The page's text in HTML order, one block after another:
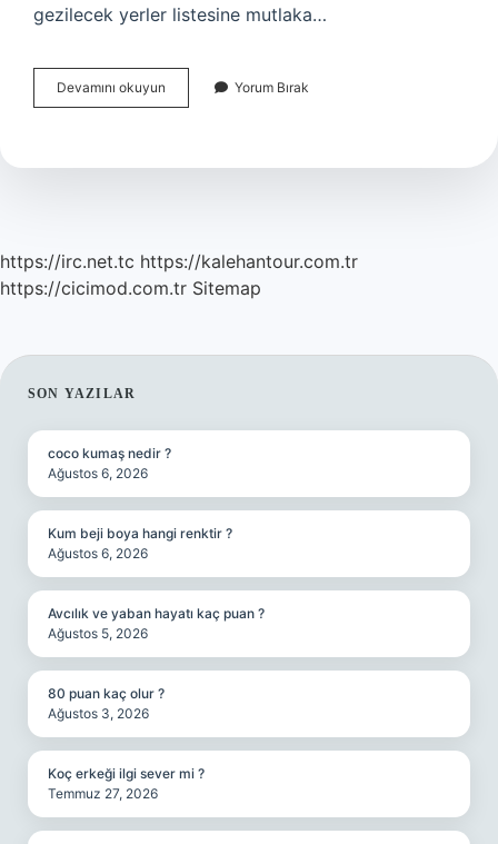
gezilecek yerler listesine mutlaka…
Devamını okuyun
Köyü
Yorum Bırak
https://irc.net.tc https://kalehantour.com.tr
https://cicimod.com.tr Sitemap
SIDEBAR
SON YAZILAR
coco kumaş nedir ?
Ağustos 6, 2026
Kum beji boya hangi renktir ?
Ağustos 6, 2026
Avcılık ve yaban hayatı kaç puan ?
Ağustos 5, 2026
80 puan kaç olur ?
Ağustos 3, 2026
Koç erkeği ilgi sever mi ?
Temmuz 27, 2026